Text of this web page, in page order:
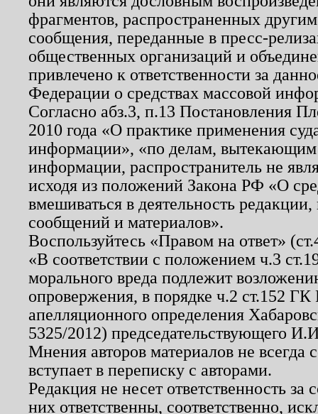
фрагментов, распространенных
сообщения, переданные в пресс-
общественных организаций и
привлечено к ответственности за
Федерации о средствах массовой
Согласно абз.3, п.13 Постановления
2010 года «О практике применения
информации», «по делам, вытекающим
информации, распространитель не
исходя из положений Закона РФ «О
вмешиваться в деятельность
сообщений и материалов».
Воспользуйтесь «Правом на ответ»
«В соответствии с положением ч.3
морального вреда подлежит
опровержения, в порядке ч.2 ст.152
апелляционного определения
5325/2012) председательствующего
Мнения авторов материалов не
вступает в переписку с авторами.
Редакция не несет ответственность
них ответственны, соответственно,